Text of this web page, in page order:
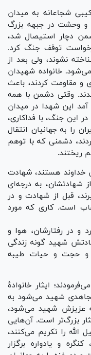
شجاعانه به میدان
و وحشت در جبهه بزرگ
دچار استیصال شد،
توقف جنگ کرد.
نشوند، ولی بعد از
خانواده شهیدان
و مقاومت کردند، باعث
وقتی دشمن با همه
آمد این شهدا در میدان
این جنگ، با فداکاری،
را به جهانیان انتقال
دشمنی که با توهم
ریختند.
خداوند هستند، شهادت
شهادتشان، به درجه‌ای
قبل از شهادت و در
است. کاری که مورد
و در رفتارشان، هوا و
شهید گونه زندگی
و حجت و حیات طیبه
ایثار خانوادۀ
شهید می‌شود به
عزیزش شهید می‌شود،
بزرگ‌تر است. آن‌هایی
را تکریم می‌کنند،
و یادواره برگزار